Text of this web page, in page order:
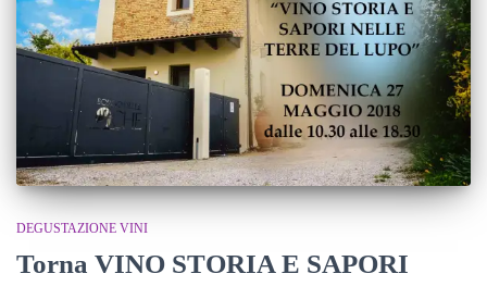
DEGUSTAZIONE VINI
Torna VINO STORIA E SAPORI